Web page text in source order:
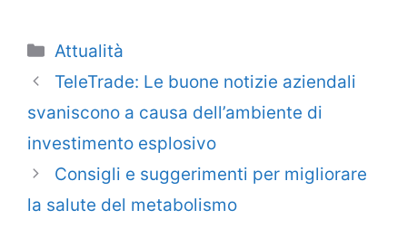
Categorie
Attualità
TeleTrade: Le buone notizie aziendali
svaniscono a causa dell’ambiente di
investimento esplosivo
Consigli e suggerimenti per migliorare
la salute del metabolismo